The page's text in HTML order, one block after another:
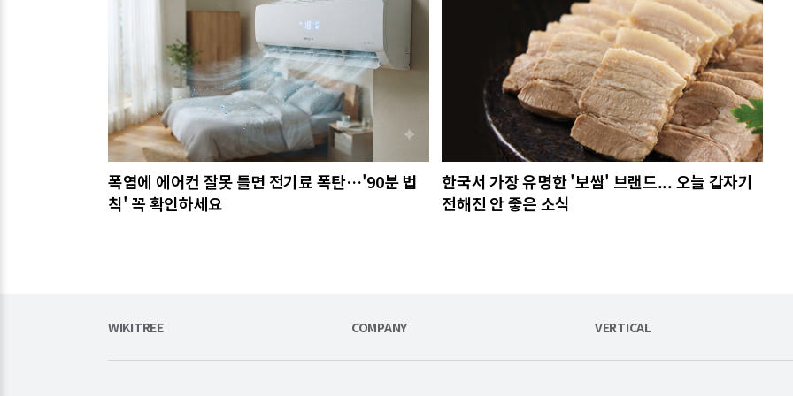
폭염에 에어컨 잘못 틀면 전기료 폭탄…'90분 법
칙' 꼭 확인하세요
한국서 가장 유명한 '보쌈' 브랜드... 오늘 갑자기
전해진 안 좋은 소식
WIKITREE COMPANY VERTICAL